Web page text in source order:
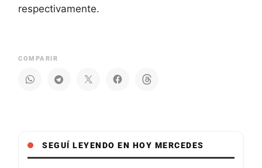
respectivamente.
COMPARIR
SEGUÍ LEYENDO EN HOY MERCEDES